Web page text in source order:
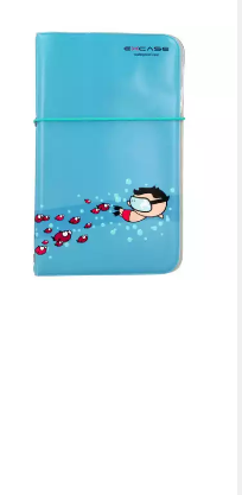
Handytasche Wasserdichte
Handyhülle für Smartphone
Abnehmbares Umhängeband
lieferbar - in 2-3 Werktagen bei dir